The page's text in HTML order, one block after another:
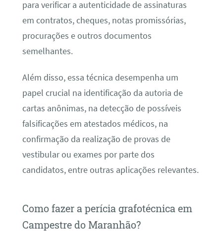
para verificar a autenticidade de assinaturas
em contratos, cheques, notas promissórias,
procurações e outros documentos
semelhantes.
Além disso, essa técnica desempenha um
papel crucial na identificação da autoria de
cartas anônimas, na detecção de possíveis
falsificações em atestados médicos, na
confirmação da realização de provas de
vestibular ou exames por parte dos
candidatos, entre outras aplicações relevantes.
Como fazer a perícia grafotécnica em
Campestre do Maranhão?